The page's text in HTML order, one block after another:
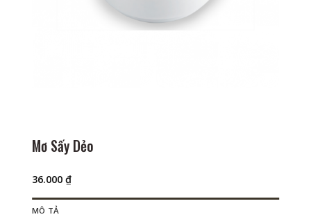
Mơ Sấy Dẻo
36.000₫
MÔ TẢ